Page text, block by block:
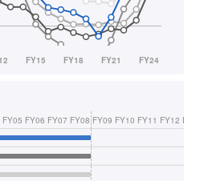
FY05 FY06 FY07 FY08 FY09 FY10 FY11 FY12